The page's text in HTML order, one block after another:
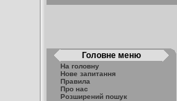
Головне меню
На головну
Нове запитання
Правила
Про нас
Розширений пошук